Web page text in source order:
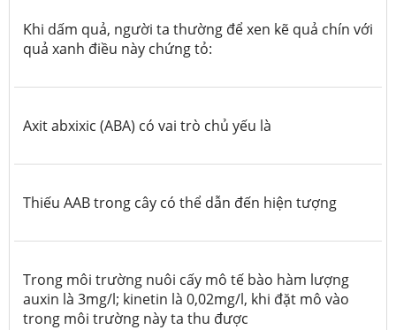
Khi dấm quả, người ta thường để xen kẽ quả chín với
quả xanh điều này chứng tỏ:
Axit abxixic (ABA) có vai trò chủ yếu là
Thiếu AAB trong cây có thể dẫn đến hiện tượng
Trong môi trường nuôi cấy mô tế bào hàm lượng
auxin là 3mg/l; kinetin là 0,02mg/l, khi đặt mô vào
trong môi trường này ta thu được